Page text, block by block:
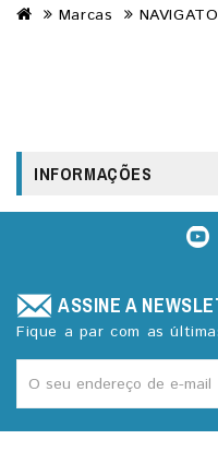
Marcas
INFORMAÇÕES
ASSINE A
Fique a par com as